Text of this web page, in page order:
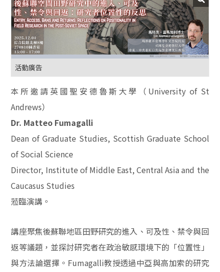
活動廣告
本所邀請英國聖安德魯斯大學（University of St
Andrews）
Dr. Matteo Fumagalli
Dean of Graduate Studies, Scottish Graduate School
of Social Science
Director, Institute of Middle East, Central Asia and the
Caucasus Studies
蒞臨演講。
講座聚焦後蘇聯地區田野研究的進入、可及性、禁令與回
返等議題，並探討研究者在政治敏感環境下的「位置性」
與方法論選擇。Fumagalli教授透過中亞與高加索的研究